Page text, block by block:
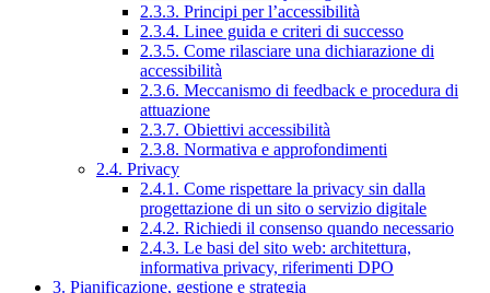
2.3.3. Principi per l’accessibilità
2.3.4. Linee guida e criteri di successo
2.3.5. Come rilasciare una dichiarazione di
accessibilità
2.3.6. Meccanismo di feedback e procedura di
attuazione
2.3.7. Obiettivi accessibilità
2.3.8. Normativa e approfondimenti
2.4. Privacy
2.4.1. Come rispettare la privacy sin dalla
progettazione di un sito o servizio digitale
2.4.2. Richiedi il consenso quando necessario
2.4.3. Le basi del sito web: architettura,
informativa privacy, riferimenti DPO
3. Pianificazione, gestione e strategia